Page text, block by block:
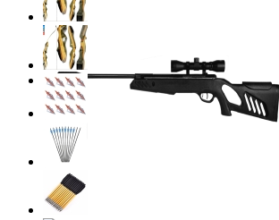
Tippmann Stryker MP1 FUL
Eléctrico...
Características Super liviana y
electroneumático completo Diseño de